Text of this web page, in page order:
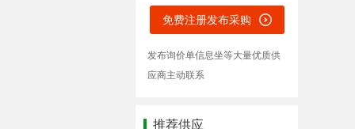
免费注册发布采购
发布询价单信息坐等大量优质供
应商主动联系
推荐供应